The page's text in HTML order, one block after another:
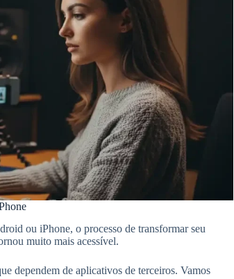
ou iPhone, o processo de transformar seu
muito mais acessível.
dependem de aplicativos de terceiros. Vamos